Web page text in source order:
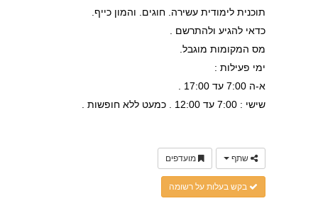
תוכנית לימודית עשירה. חוגים. והמון כייף.
כדאי להגיע ולהתרשם .
מס המקומות מוגבל.
ימי פעילות :
א-ה 7:00 עד 17:00 .
שישי : 7:00 עד 12:00 . כמעט ללא חופשות .
שתף מועדפים
בקש בעלות על רשומה